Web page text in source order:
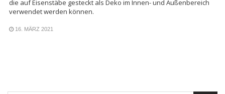
die auf Eisenstäbe gesteckt als Deko im Innen- und Außenbereich
verwendet werden können.
16. MÄRZ 2021